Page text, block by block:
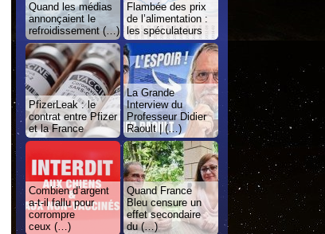
Quand les médias
annonçaient le
refroidissement (…)
Flambée des prix
de l’alimentation :
les spéculateurs
PfizerLeak : le
contrat entre Pfizer
et la France
La Grande
Interview du
Professeur Didier
Raoult | (…)
Combien d’argent
a-t-il fallu pour
corrompre
ceux (…)
Quand France
Bleu censure un
effet secondaire
du (…)